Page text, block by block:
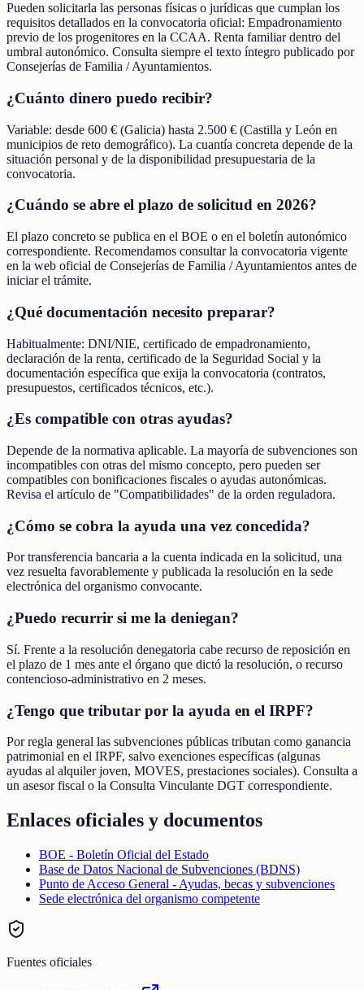
Pueden solicitarla las personas físicas o jurídicas que cumplan los
requisitos detallados en la convocatoria oficial: Empadronamiento
previo de los progenitores en la CCAA. Renta familiar dentro del
umbral autonómico. Consulta siempre el texto íntegro publicado por
Consejerías de Familia / Ayuntamientos.
¿Cuánto dinero puedo recibir?
Variable: desde 600 € (Galicia) hasta 2.500 € (Castilla y León en
municipios de reto demográfico). La cuantía concreta depende de la
situación personal y de la disponibilidad presupuestaria de la
convocatoria.
¿Cuándo se abre el plazo de solicitud en 2026?
El plazo concreto se publica en el BOE o en el boletín autonómico
correspondiente. Recomendamos consultar la convocatoria vigente
en la web oficial de Consejerías de Familia / Ayuntamientos antes de
iniciar el trámite.
¿Qué documentación necesito preparar?
Habitualmente: DNI/NIE, certificado de empadronamiento,
declaración de la renta, certificado de la Seguridad Social y la
documentación específica que exija la convocatoria (contratos,
presupuestos, certificados técnicos, etc.).
¿Es compatible con otras ayudas?
Depende de la normativa aplicable. La mayoría de subvenciones son
incompatibles con otras del mismo concepto, pero pueden ser
compatibles con bonificaciones fiscales o ayudas autonómicas.
Revisa el artículo de "Compatibilidades" de la orden reguladora.
¿Cómo se cobra la ayuda una vez concedida?
Por transferencia bancaria a la cuenta indicada en la solicitud, una
vez resuelta favorablemente y publicada la resolución en la sede
electrónica del organismo convocante.
¿Puedo recurrir si me la deniegan?
Sí. Frente a la resolución denegatoria cabe recurso de reposición en
el plazo de 1 mes ante el órgano que dictó la resolución, o recurso
contencioso-administrativo en 2 meses.
¿Tengo que tributar por la ayuda en el IRPF?
Por regla general las subvenciones públicas tributan como ganancia
patrimonial en el IRPF, salvo exenciones específicas (algunas
ayudas al alquiler joven, MOVES, prestaciones sociales). Consulta a
un asesor fiscal o la Consulta Vinculante DGT correspondiente.
Enlaces oficiales y documentos
BOE - Boletín Oficial del Estado
Base de Datos Nacional de Subvenciones (BDNS)
Punto de Acceso General - Ayudas, becas y subvenciones
Sede electrónica del organismo competente
Fuentes oficiales